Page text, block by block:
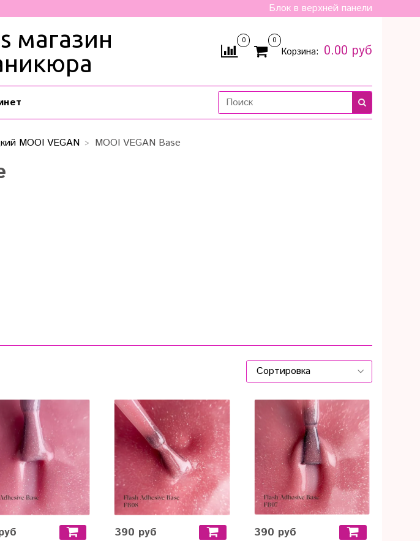
Блок в верхней панели
магазин
0 0
Корзина: 0.00 руб
MOOI VEGAN MOOI VEGAN Base
390 руб 390 руб